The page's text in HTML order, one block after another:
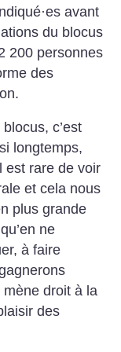
·es avant
du blocus
200 personnes
des
c’est
longtemps,
est rare de voir
et cela nous
plus grande
ne
à faire
droit à la
des